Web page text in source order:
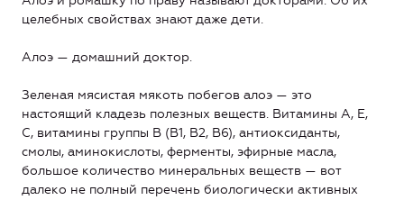
целебных свойствах знают даже дети.
Алоэ — домашний доктор.
Зеленая мясистая мякоть побегов алоэ — это
настоящий кладезь полезных веществ. Витамины А, Е,
С, витамины группы В (B1, В2, В6), антиоксиданты,
смолы, аминокислоты, ферменты, эфирные масла,
большое количество минеральных веществ — вот
далеко не полный перечень биологически активных